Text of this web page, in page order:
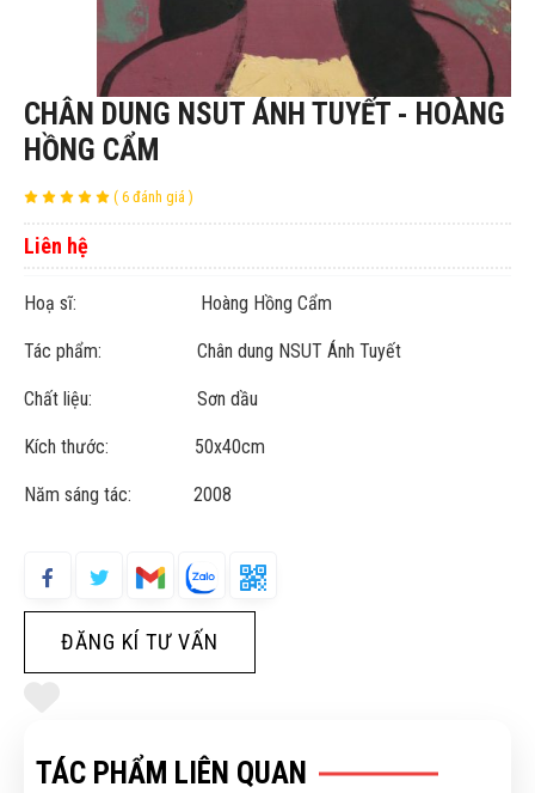
CHÂN DUNG NSUT ÁNH TUYẾT - HOÀNG
HỒNG CẨM
( 6 đánh giá )
Liên hệ
Hoạ sĩ: Hoàng Hồng Cẩm
Tác phẩm: Chân dung NSUT Ánh Tuyết
Chất liệu: Sơn dầu
Kích thước: 50x40cm
Năm sáng tác: 2008
ĐĂNG KÍ TƯ VẤN
TÁC PHẨM LIÊN QUAN